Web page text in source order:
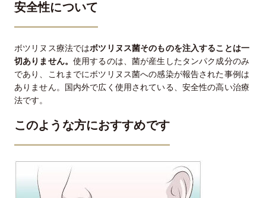
安全性について
ボツリヌス療法ではボツリヌス菌そのものを注入することは一
切ありません。 使用するのは、菌が産生したタンパク成分のみ
であり、これまでにボツリヌス菌への感染が報告された事例は
ありません。国内外で広く使用されている、安全性の高い治療
法です。
このような方におすすめです